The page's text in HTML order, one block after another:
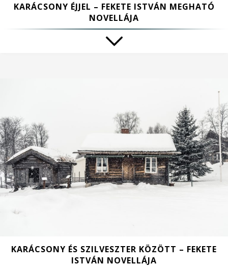
KARÁCSONY ÉJJEL – FEKETE ISTVÁN MEGHATÓ
NOVELLÁJA
KARÁCSONY ÉS SZILVESZTER KÖZÖTT – FEKETE
ISTVÁN NOVELLÁJA